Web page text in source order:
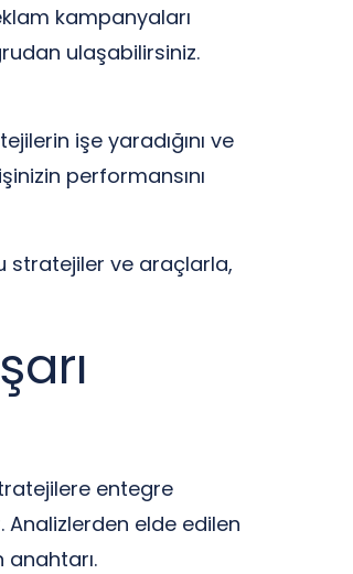
kampanyaları
ulaşabilirsiniz.
işe yaradığını ve
performansını
stratejiler ve araçlarla,
entegre
elde edilen
anahtarı.